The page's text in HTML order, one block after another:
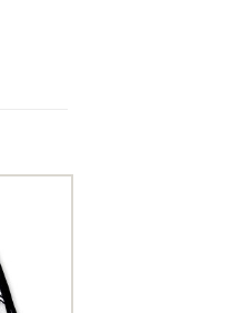
favoris